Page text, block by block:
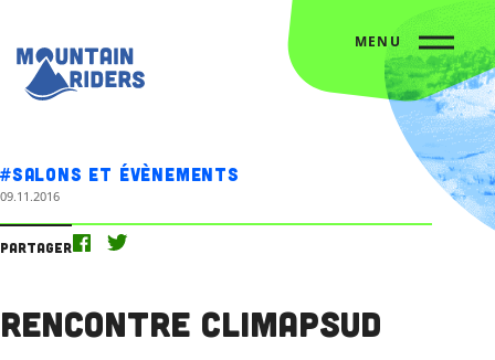
MENU
#Salons et évènements
09.11.2016
Partager
Rencontre CLIMAPSud